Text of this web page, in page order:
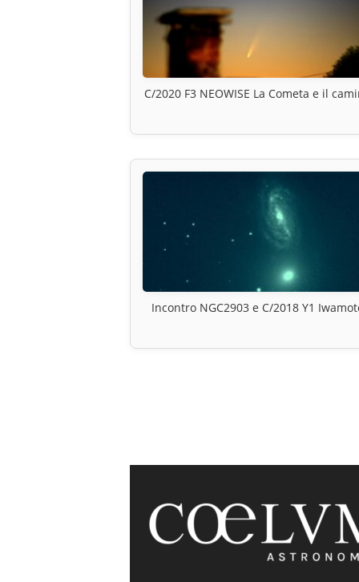
C/2020 F3 NEOWISE La Cometa e il
Incontro NGC2903 e C/2018 Y1